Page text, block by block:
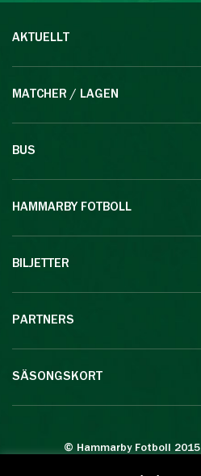
AKTUELLT
MATCHER / LAGEN
BUS
HAMMARBY FOTBOLL
BILJETTER
PARTNERS
SÄSONGSKORT
© Hammarby Fotboll